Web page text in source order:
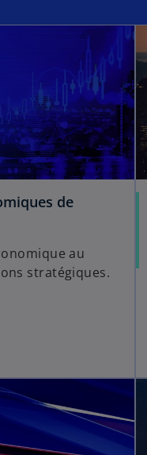
de
au
stratégiques.